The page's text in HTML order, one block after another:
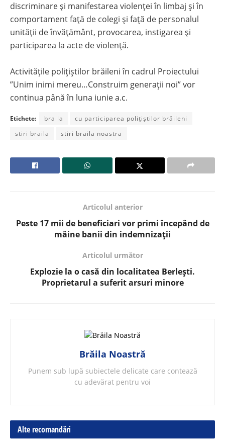
discriminare şi manifestarea violenţei în limbaj şi în
comportament faţă de colegi şi faţă de personalul
unităţii de învăţământ, provocarea, instigarea și
participarea la acte de violenţă.
Activitățile polițiștilor brăileni în cadrul Proiectului
”Unim inimi mereu…Construim generații noi” vor
continua până în luna iunie a.c.
Etichete: braila
cu participarea polițiștilor brăileni
stiri braila
stiri braila noastra
Articolul anterior
Peste 17 mii de beneficiari vor primi începând de
mâine banii din indemnizații
Articolul următor
Explozie la o casă din localitatea Berlești.
Proprietarul a suferit arsuri minore
Brăila Noastră
Punem sub lupă subiectele delicate care contează
cu adevărat pentru voi
Alte recomandări